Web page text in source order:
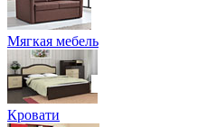
Мягкая мебель
Кровати